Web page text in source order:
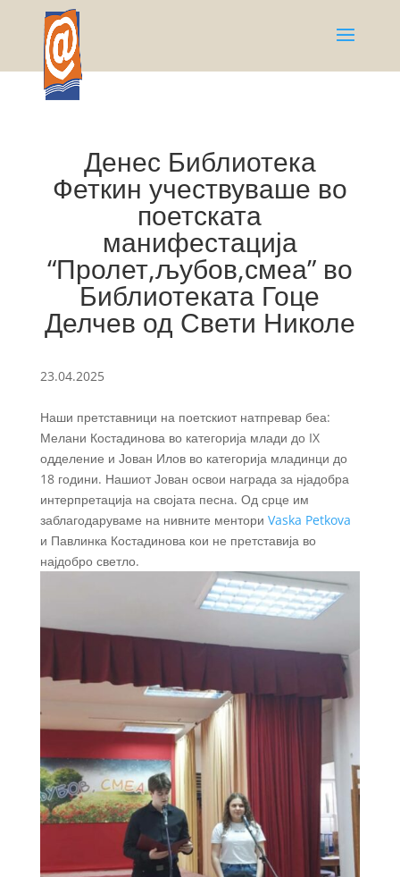
Денес Библиотека
Феткин учествуваше во
поетската
манифестација
“Пролет,љубов,смеа” во
Библиотеката Гоце
Делчев од Свети Николе
23.04.2025
Наши претставници на поетскиот натпревар беа:
Мелани Костадинова во категорија млади до IX
одделение и Јован Илов во категорија младинци до
18 години. Нашиот Јован освои награда за нјадобра
интерпретација на својата песна. Од срце им
заблагодаруваме на нивните ментори Vaska Petkova
и Павлинка Костадинова кои не претставија во
најдобро светло.